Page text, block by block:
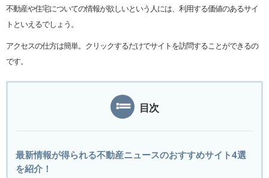
不動産や住宅についての情報が欲しいという人には、利用する価値のあるサイ
トといえるでしょう。
アクセスの仕方は簡単。クリックするだけでサイトを訪問することができるの
です。
目次
最新情報が得られる不動産ニュースのおすすめサイト4選
を紹介！